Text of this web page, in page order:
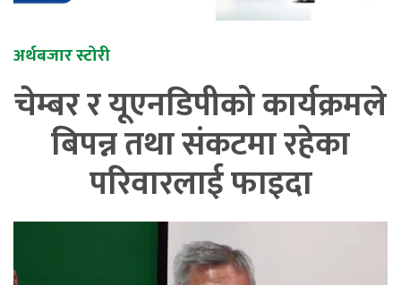
अर्थबजार स्टोरी
चेम्बर र यूएनडिपीको कार्यक्रमले
बिपन्न तथा संकटमा रहेका
परिवारलाई फाइदा